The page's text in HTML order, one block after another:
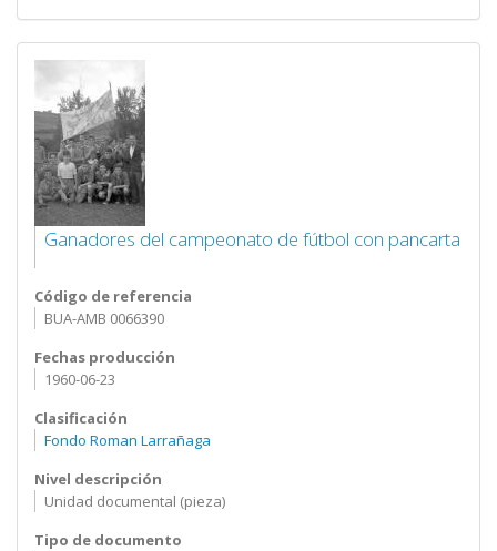
Ganadores del campeonato de fútbol con pancarta
Código de referencia
BUA-AMB 0066390
Fechas producción
1960-06-23
Clasificación
Fondo Roman Larrañaga
Nivel descripción
Unidad documental (pieza)
Tipo de documento